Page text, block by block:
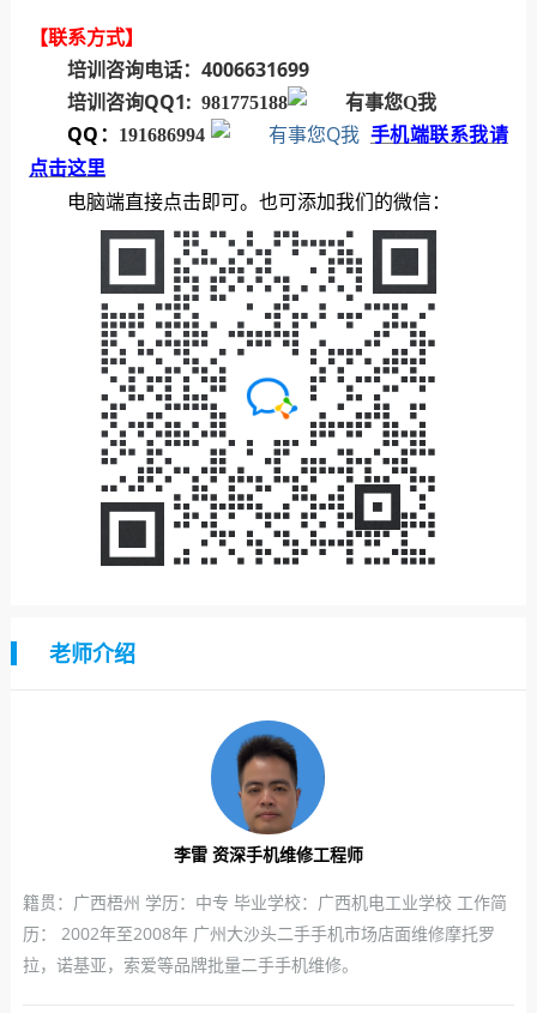
【联系方式】
培训咨询电话：4006631699
培训咨询QQ1: 981775188
QQ： 191686994
手机端联系我请
点击这里
电脑端直接点击即可。也可添加我们的微信：
老师介绍
李雷 资深手机维修工程师
籍贯：广西梧州 学历：中专 毕业学校：广西机电工业学校 工作简
历： 2002年至2008年 广州大沙头二手手机市场店面维修摩托罗
拉，诺基亚，索爱等品牌批量二手手机维修。